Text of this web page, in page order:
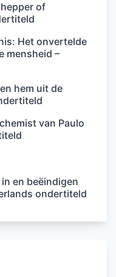
of
Het onvertelde
mensheid –
hem uit de
van Paulo
en beëindigen
ondertiteld